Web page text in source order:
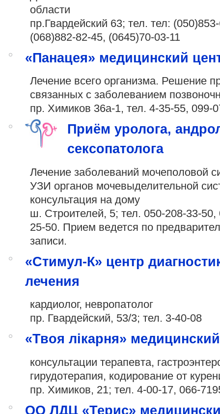
области
пр.Гвардейский 63; тел. тел:
(068)882-82-45, (0645)70-03-11
«Панацея» медицинский
Лечение всего организма. Решение
связанных с заболеванием
пр. Химиков 36а-1, тел. 4-35-55, 099-
Приём уролога,
сексопатолога
Лечение заболеваний мочеполовой
УЗИ органов мочевыделительной
консультация на дому
ш. Строителей, 5; тел. 050-208-33-50,
25-50. Прием ведется по
записи.
«Стимул-К» центр
лечения
кардиолог, невропатолог
пр. Гвардейский, 53/3; тел. 3-40-08
«Твоя лікарня»
консультации терапевта,
гирудотерапия, кодирование от
пр. Химиков, 21; тел. 4-00-17, 066-
ОО ЛДЦ «Терис»